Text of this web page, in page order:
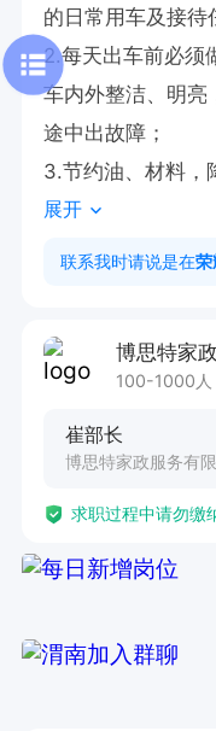
的日常用车及接待
2.每天出车前必须
车内外整洁、明亮
途中出故障；
3.节约油、材料，
件；
4.认真填写车辆档
辆运行里程和耗油
5.定期做好车辆的
6.及时提醒行政办
7.年检、维修、保
薪资：面议
展开
联系我时请说是在荣
博思特家
100-1000人
崔部长
博思特家政服务有
求职过程中请勿缴